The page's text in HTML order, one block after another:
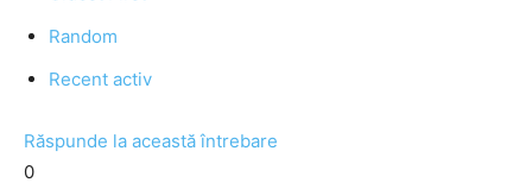
Random
Recent activ
Răspunde la această întrebare
0